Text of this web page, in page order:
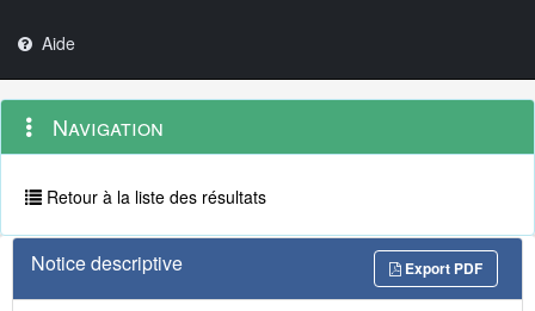
Aide
Navigation
outils
Menu
contextuel
Navigation
Retour à la liste des résultats
Notice descriptive Export PDF